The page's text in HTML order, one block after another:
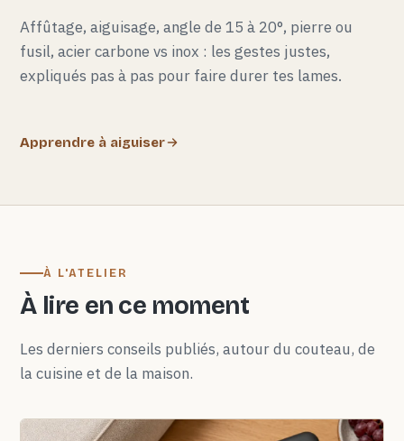
Affûtage, aiguisage, angle de 15 à 20°, pierre ou
fusil, acier carbone vs inox : les gestes justes,
expliqués pas à pas pour faire durer tes lames.
Apprendre à aiguiser
À L'ATELIER
À lire en ce moment
Les derniers conseils publiés, autour du couteau, de
la cuisine et de la maison.